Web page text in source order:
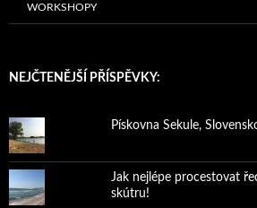
WORKSHOPY
NEJČTENĚJŠÍ PŘÍSPĚVKY:
Pískovna Sekule,
Jak nejlépe procestovat
skútru!